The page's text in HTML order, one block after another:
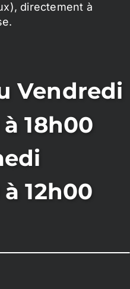
directement à
Vendredi
18h00
12h00